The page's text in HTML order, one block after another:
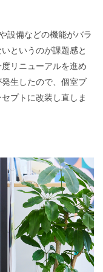
設備などの機能がバラ
というのが課題感と
リニューアルを進め
生したので、個室ブ
プトに改装し直しま